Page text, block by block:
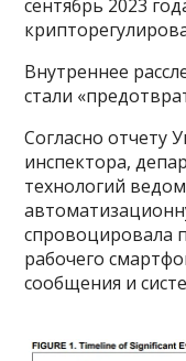
сентябрь 2023
Внутреннее
стали
Согласно отчету
инспектора,
технологий
спровоцировала
рабочего
сообщения и